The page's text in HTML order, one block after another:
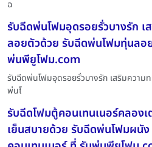
ฉ
รับฉีดพ่นโฟมอุดรอยรั่วบางรัก เ
ลอยตัวด้วย รับฉีดพ่นโฟมทุ่นลอ
พ่นพียูโฟม.com
รับฉีดพ่นโฟมอุดรอยรั่วบางรัก เสริมความ
พ่นโ
รับฉีดโฟมตู้คอนเทนเนอร์คลอง
เย็นสบายด้วย รับฉีดพ่นโฟมผนั